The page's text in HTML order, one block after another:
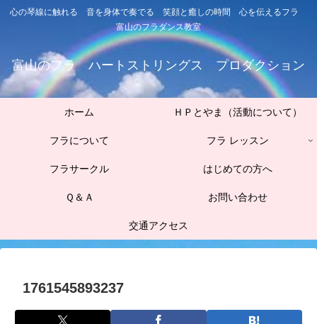
心の琴線に触れる 音を身体で奏でる 笑顔と癒しの時間 心を伝えるフラ
富山のフラダンス教室
富山のフラ ハートストリングス プロダクション
ホーム ＨＰとやま（活動について）
フラについて フラ レッスン
フラサークル はじめての方へ
Ｑ＆Ａ お問い合わせ
交通アクセス
1761545893237